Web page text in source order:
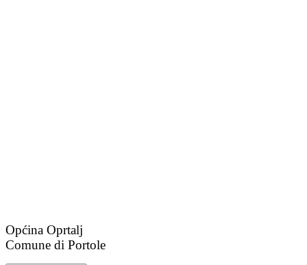
Općina Oprtalj
Comune di Portole